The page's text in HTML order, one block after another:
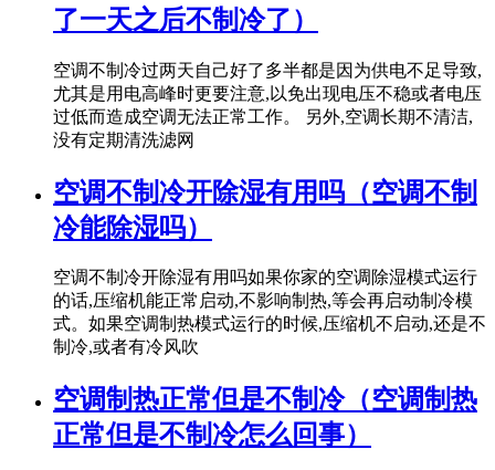
了一天之后不制冷了）
空调不制冷过两天自己好了多半都是因为供电不足导致,
尤其是用电高峰时更要注意,以免出现电压不稳或者电压
过低而造成空调无法正常工作。 另外,空调长期不清洁,
没有定期清洗滤网
空调不制冷开除湿有用吗（空调不制
冷能除湿吗）
空调不制冷开除湿有用吗如果你家的空调除湿模式运行
的话,压缩机能正常启动,不影响制热,等会再启动制冷模
式。如果空调制热模式运行的时候,压缩机不启动,还是不
制冷,或者有冷风吹
空调制热正常但是不制冷（空调制热
正常但是不制冷怎么回事）